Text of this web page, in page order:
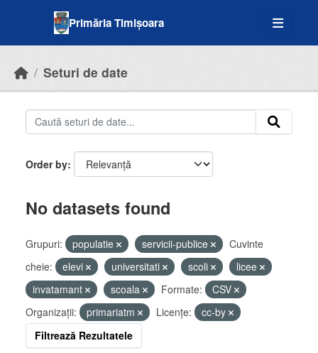
Primăria Timișoara
Seturi de date
Order by
No datasets found
Grupuri: populatie servicii-publice
Cuvinte
cheie:
elevi universitati scoli
licee
invatamant
scoala Formate:
CSV
Organizații:
primariatm Licenţe:
cc-by
Filtrează Rezultatele